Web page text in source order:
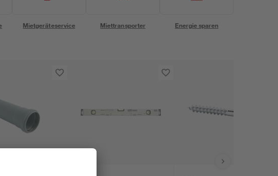
Mietgeräteservice Miettransporter Energie sparen